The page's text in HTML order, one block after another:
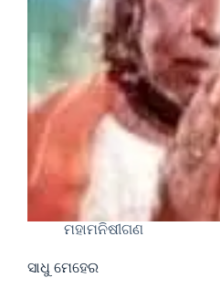
ମହାମନିଷୀଗଣ
ସାଧୁ ମେହେର